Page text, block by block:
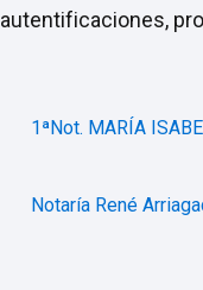
1ªNot. MARÍA
Notaría René